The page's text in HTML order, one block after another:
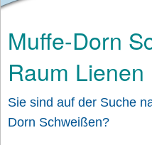
Muffe-Dorn
Raum Lienen
Sie sind auf der Suche
Dorn Schweißen?